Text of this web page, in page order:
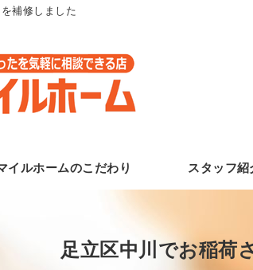
補修しました
イルホームのこだわり スタッフ紹
足立区中川でお稲荷